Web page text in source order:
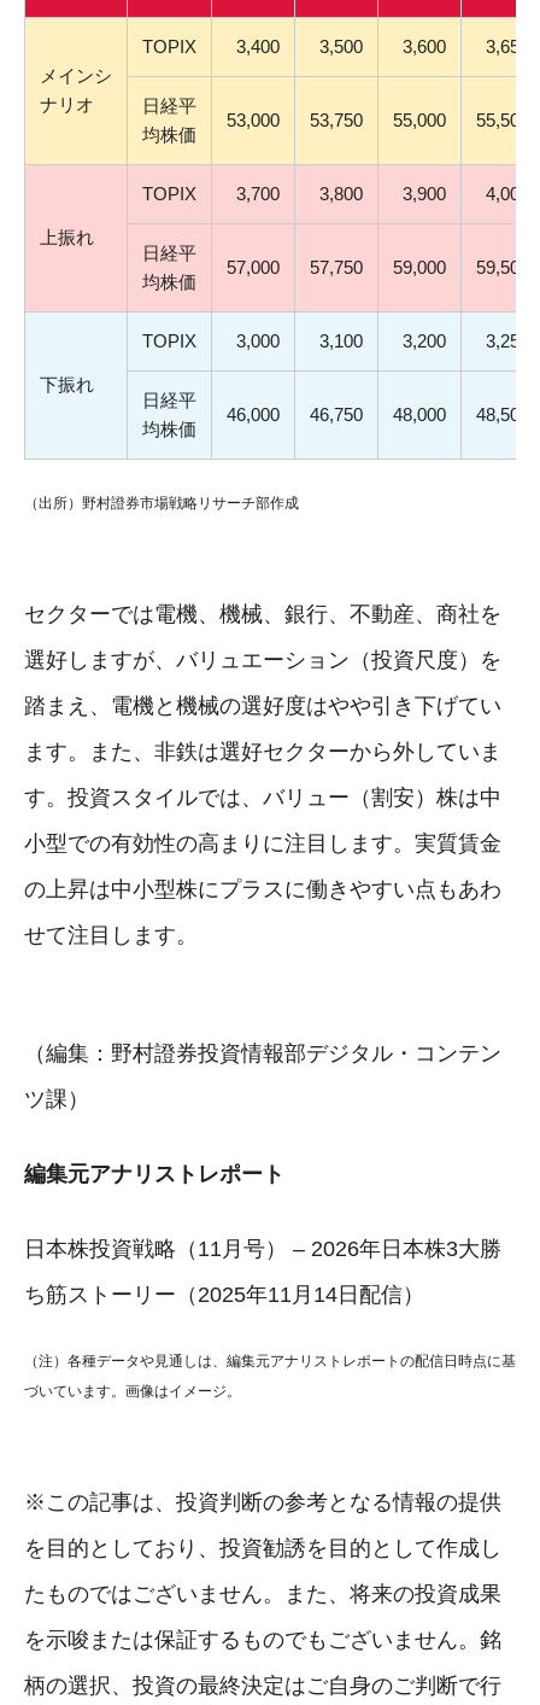
メインシ
ナリオ
TOPIX 3,400 3,500 3,600 3,650
日経平
均株価
53,000 53,750 55,000 55,500
上振れ
TOPIX 3,700 3,800 3,900 4,000
日経平
均株価
57,000 57,750 59,000 59,500
下振れ
TOPIX 3,000 3,100 3,200 3,250
日経平
均株価
46,000 46,750 48,000 48,500
（出所）野村證券市場戦略リサーチ部作成
セクターでは電機、機械、銀行、不動産、商社を
選好しますが、バリュエーション（投資尺度）を
踏まえ、電機と機械の選好度はやや引き下げてい
ます。また、非鉄は選好セクターから外していま
す。投資スタイルでは、バリュー（割安）株は中
小型での有効性の高まりに注目します。実質賃金
の上昇は中小型株にプラスに働きやすい点もあわ
せて注目します。
（編集：野村證券投資情報部デジタル・コンテン
ツ課）
編集元アナリストレポート
日本株投資戦略（11月号） – 2026年日本株3大勝
ち筋ストーリー（2025年11月14日配信）
（注）各種データや見通しは、編集元アナリストレポートの配信日時点に基
づいています。画像はイメージ。
※この記事は、投資判断の参考となる情報の提供
を目的としており、投資勧誘を目的として作成し
たものではございません。また、将来の投資成果
を示唆または保証するものでもございません。銘
柄の選択、投資の最終決定はご自身のご判断で行